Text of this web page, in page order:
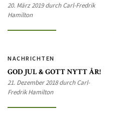
20. März 2019 durch Carl-Fredrik
Hamilton
NACHRICHTEN
GOD JUL & GOTT NYTT ÅR!
21. Dezember 2018 durch Carl-
Fredrik Hamilton